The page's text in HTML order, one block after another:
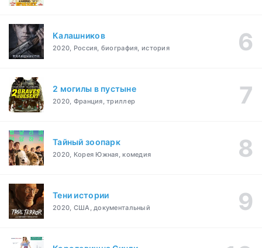
Калашников
2020, Россия, биография, история
2 могилы в пустыне
2020, Франция, триллер
Тайный зоопарк
2020, Корея Южная, комедия
Тени истории
2020, США, документальный